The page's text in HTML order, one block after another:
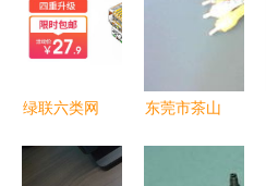
绿联六类网
35元降至
东莞市茶山